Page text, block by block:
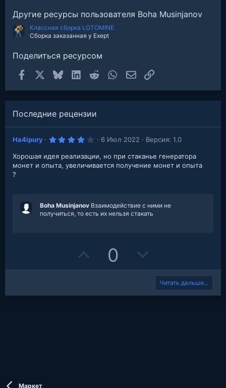
Другие ресурсы пользователя Boha Musinjanov
Классная сборка LOTOMINE
Сборка заказанная у Exept
Поделиться ресурсом
Facebook Bluesky LinkedInReddit WhatsAppЭлектронная почта
Ссылка
Последние рецензии
Ha4ipury
4
0
з
6 Июл 2022 Версия: 1.0
Хорошая идея реализации, но при стаканье генератора
монет и опыта, увеличивается получение монет и опыта
?
Boha Musinjanov Взаимодействие с ними не
получиться, то есть их нельзя стакать
p
v
0
o
w
Читать дальше...
Маркет